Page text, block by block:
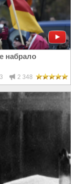
набрало
2 348